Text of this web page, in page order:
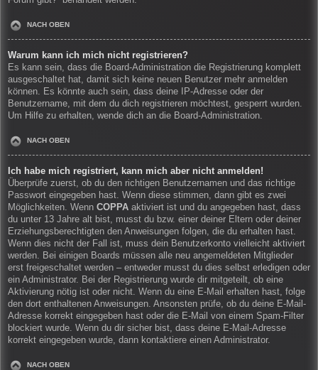
NACH OBEN
Warum kann ich mich nicht registrieren?
Es kann sein, dass die Board-Administration die Registrierung komplett
ausgeschaltet hat, damit sich keine neuen Benutzer mehr anmelden
können. Es könnte auch sein, dass deine IP-Adresse oder der
Benutzername, mit dem du dich registrieren möchtest, gesperrt wurden.
Um Hilfe zu erhalten, wende dich an die Board-Administration.
NACH OBEN
Ich habe mich registriert, kann mich aber nicht anmelden!
Überprüfe zuerst, ob du den richtigen Benutzernamen und das richtige
Passwort eingegeben hast. Wenn diese stimmen, dann gibt es zwei
Möglichkeiten. Wenn COPPA aktiviert ist und du angegeben hast, dass
du unter 13 Jahre alt bist, musst du bzw. einer deiner Eltern oder deiner
Erziehungsberechtigten den Anweisungen folgen, die du erhalten hast.
Wenn dies nicht der Fall ist, muss dein Benutzerkonto vielleicht aktiviert
werden. Bei einigen Boards müssen alle neu angemeldeten Mitglieder
erst freigeschaltet werden – entweder musst du dies selbst erledigen oder
ein Administrator. Bei der Registrierung wurde dir mitgeteilt, ob eine
Aktivierung nötig ist oder nicht. Wenn du eine E-Mail erhalten hast, folge
den dort enthaltenen Anweisungen. Ansonsten prüfe, ob du deine E-Mail-
Adresse korrekt eingegeben hast oder die E-Mail von einem Spam-Filter
blockiert wurde. Wenn du dir sicher bist, dass deine E-Mail-Adresse
korrekt eingegeben wurde, dann kontaktiere einen Administrator.
NACH OBEN